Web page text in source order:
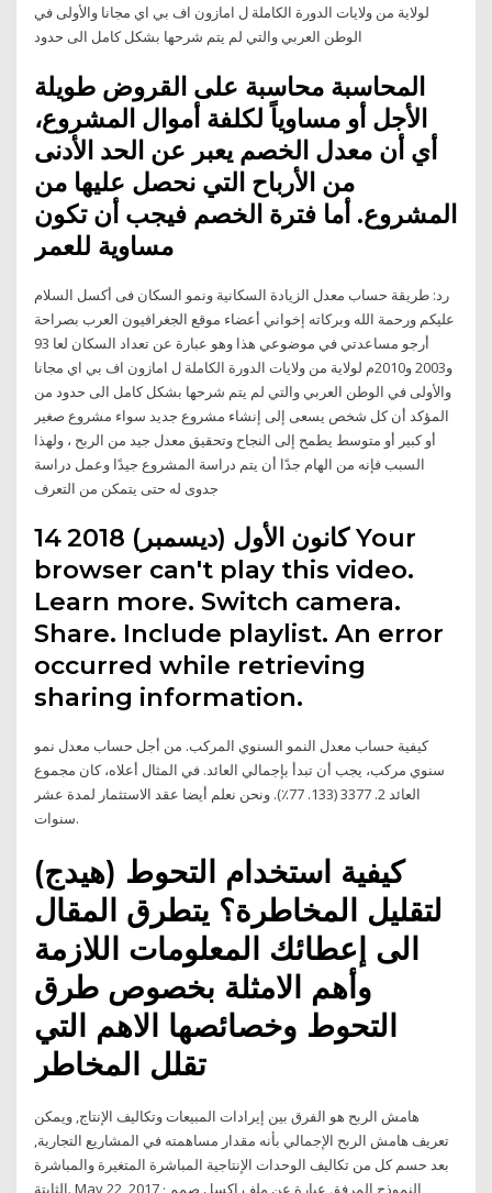
لولاية من ولايات الدورة الكاملة ل امازون اف بي اي مجانا والأولى في
الوطن العربي والتي لم يتم شرحها بشكل كامل الى حدود
المحاسبة محاسبة على القروض طويلة
الأجل أو مساوياً لكلفة أموال المشروع،
أي أن معدل الخصم يعبر عن الحد الأدنى
من الأرباح التي نحصل عليها من
المشروع. أما فترة الخصم فيجب أن تكون
مساوية للعمر
رد: طريقة حساب معدل الزيادة السكانية ونمو السكان فى أكسل السلام
عليكم ورحمة الله وبركاته إخواني أعضاء موقع الجغرافيون العرب بصراحة
أرجو مساعدتي في موضوعي هذا وهو عبارة عن تعداد السكان لعا 93
و2003 و2010م لولاية من ولايات الدورة الكاملة ل امازون اف بي اي مجانا
والأولى في الوطن العربي والتي لم يتم شرحها بشكل كامل الى حدود من
المؤكد أن كل شخص يسعى إلى إنشاء مشروع جديد سواء مشروع صغير
أو كبير أو متوسط يطمح إلى النجاح وتحقيق معدل جيد من الربح ، ولهذا
السبب فإنه من الهام جدًا أن يتم دراسة المشروع جيدًا وعمل دراسة
جدوى له حتى يتمكن من التعرف
14 كانون الأول (ديسمبر) 2018 Your
browser can't play this video.
Learn more. Switch camera.
Share. Include playlist. An error
occurred while retrieving
sharing information.
كيفية حساب معدل النمو السنوي المركب. من أجل حساب معدل نمو
سنوي مركب، يجب أن تبدأ بإجمالي العائد. في المثال أعلاه، كان مجموع
العائد 2. 3377 (133. 77٪). ونحن نعلم أيضا عقد الاستثمار لمدة عشر
سنوات.
كيفية استخدام التحوط (هيدج)
لتقليل المخاطرة؟ يتطرق المقال
الى إعطائك المعلومات اللازمة
وأهم الامثلة بخصوص طرق
التحوط وخصائصها الاهم التي
تقلل المخاطر
هامش الربح هو الفرق بين إيرادات المبيعات وتكاليف الإنتاج, ويمكن
تعريف هامش الربح الإجمالي بأنه مقدار مساهمته في المشاريع التجارية,
بعد حسم كل من تكاليف الوحدات الإنتاجية المباشرة المتغيرة والمباشرة
الثابتة. May 22, 2017 · النموذج المرفق عبارة عن ملف اكسل صمم